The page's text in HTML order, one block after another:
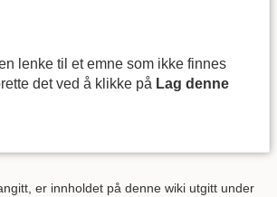
lenke til et emne som ikke finnes
det ved å klikke på Lag denne
er innholdet på denne wiki utgitt under